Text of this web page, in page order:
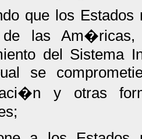
que los
de las
del Sistema
se
y otras